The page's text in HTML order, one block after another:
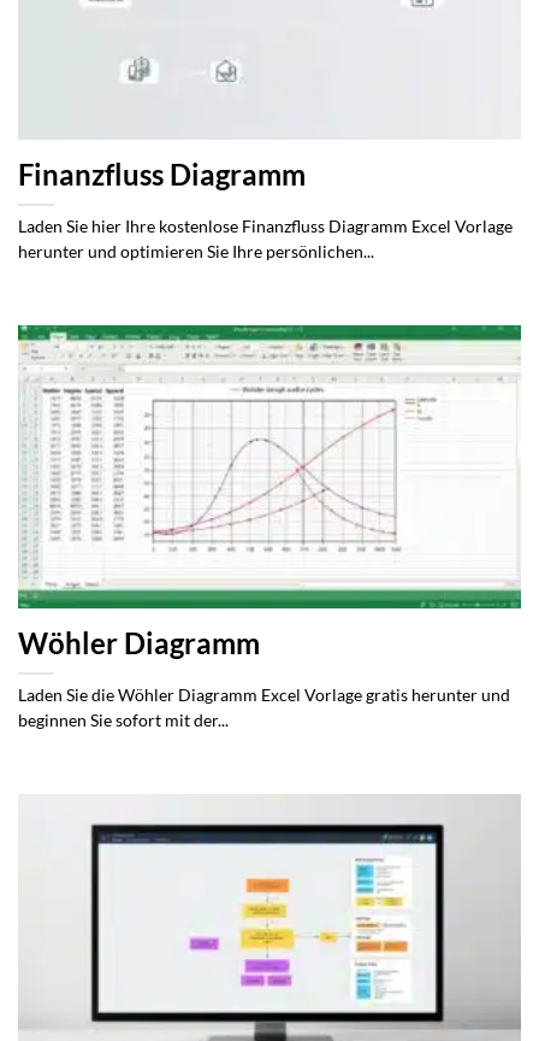
Finanzfluss Diagramm
Laden Sie hier Ihre kostenlose Finanzfluss Diagramm Excel Vorlage
herunter und optimieren Sie Ihre persönlichen...
Wöhler Diagramm
Laden Sie die Wöhler Diagramm Excel Vorlage gratis herunter und
beginnen Sie sofort mit der...